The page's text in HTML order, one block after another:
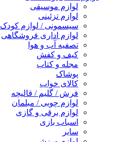
لوازم موسیقی
لوازم تزئینی
سیسمونی / لوازم کودک
لوازم اداری فروشگاهی
تصفیه آب و هوا
کیف و کفش
مجله و کتاب
پوشاک
کالای خواب
فرش / گلیم / قالیچه
لوازم چوبی / مبلمان
لوازم برقی و گازی
اسباب بازی
سایر